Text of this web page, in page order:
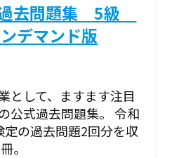
去問題集 5級
デマンド版
として、ますます注目
公式過去問題集。 令和
の過去問題2回分を収
。